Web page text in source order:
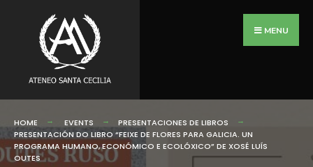
content
MENU
HOME EVENTS
PRESENTACIONES DE LIBROS
PRESENTACIÓN DO LIBRO “FEIXE DE FLORES PARA GALICIA. UN
PROGRAMA HUMANO, ECONÓMICO E ECOLÓXICO” DE XOSÉ LUÍS
OUTES
for: